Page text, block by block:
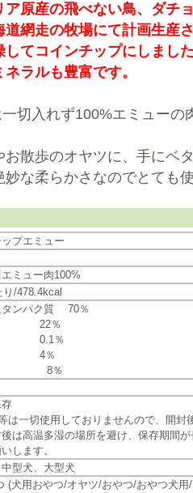
原産の飛べない鳥、ダチ
道網走の牧場にて計画生産
てコインチップにしまし
ラルも豊富です。
切入れず100%エミューの
お散歩のオヤツに、手にベ
妙な柔らかさなのでとても
プエミュー
ミュー肉100%
り/478.4kcal
タンパク質 70％
22％
0.1％
4％
8％
は一切使用しておりませんので、開封
は高温多湿の場所を避け、保存期間
します。
型犬、大型犬
(犬用おやつ/オヤツ/おやつ/おやつ犬用